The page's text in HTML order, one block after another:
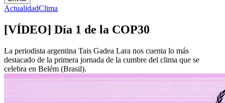
ActualidadClima
[VÍDEO] Día 1 de la COP30
La periodista argentina Tais Gadea Lara nos cuenta lo más
destacado de la primera jornada de la cumbre del clima que se
celebra en Belém (Brasil).